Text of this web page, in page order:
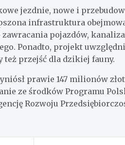
jezdnie, nowe i
infrastruktura
pojazdów,
Ponadto, projekt
przejść dla dzikiej fauny.
prawie 147 milionów
ze środków Programu
Rozwoju